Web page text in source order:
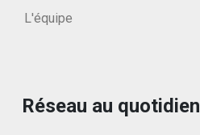
L'équipe
Réseau au quotidien